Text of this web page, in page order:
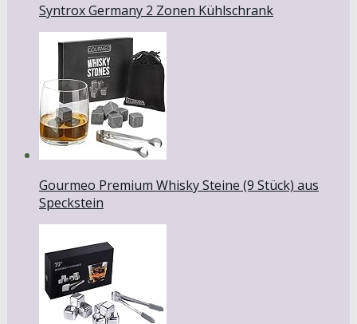
Syntrox Germany 2 Zonen Kühlschrank
Gourmeo Premium Whisky Steine (9 Stück) aus
Speckstein